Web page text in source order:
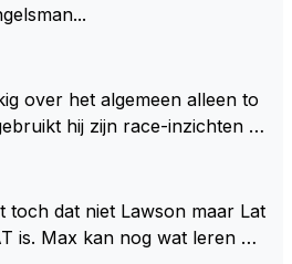
over het algemeen alleen to
hij zijn race-inzichten q
niets, dus wat dat betreft h
toch dat niet Lawson maar Lat
is. Max kan nog wat leren va